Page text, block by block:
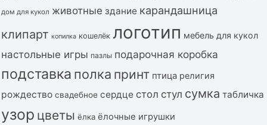
дом для кукол животные здание карандашница
клипарт копилка кошелёк логотип мебель для кукол
настольные игры пазлы подарочная коробка
подставка полка принт птица религия
рождество свадебное сердце стол стул сумка табличка
узор цветы ёлка ёлочные игрушки